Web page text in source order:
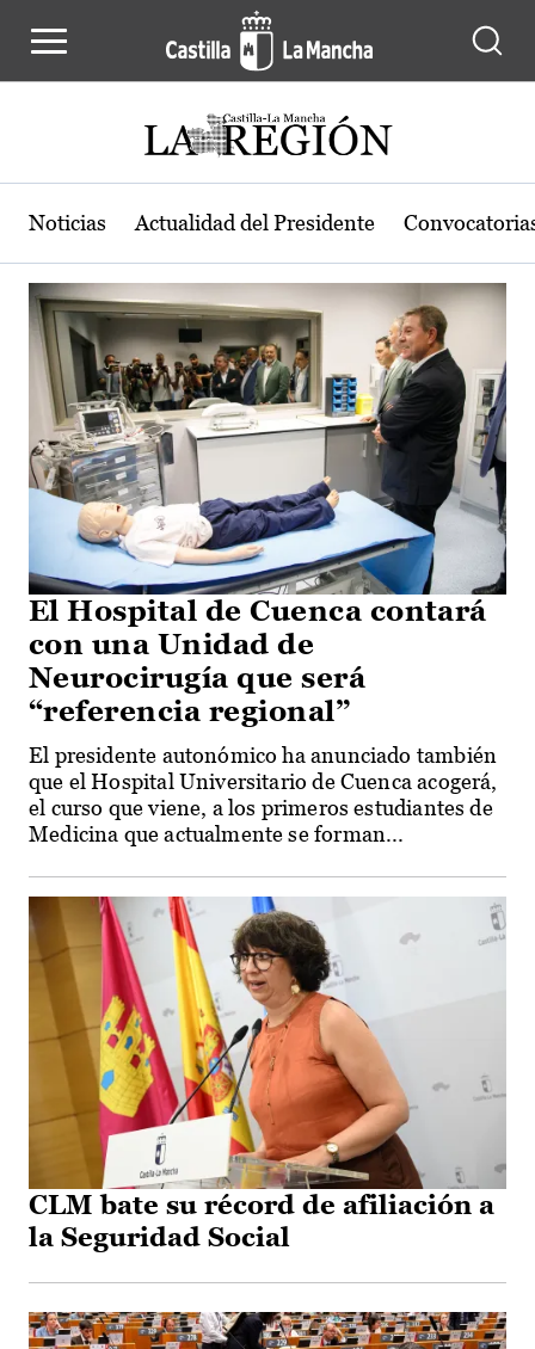
Actualidad de la región de Castilla-
Noticias Actualidad del Presidente
El Hospital de Cuenca contará
con una Unidad de
Neurocirugía que será
“referencia regional”
El presidente autonómico ha anunciado también
que el Hospital Universitario de Cuenca acogerá,
el curso que viene, a los primeros estudiantes de
Medicina que actualmente se forman...
CLM bate su récord de afiliación a
la Seguridad Social